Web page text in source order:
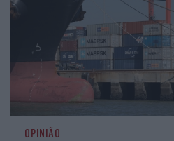
OPINIÃO